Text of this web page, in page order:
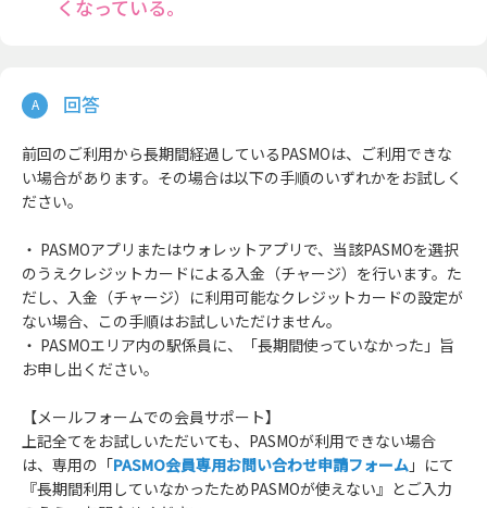
くなっている。
前回のご利用から長期間経過しているPASMOは、ご利用できな
い場合があります。その場合は以下の手順のいずれかをお試しく
ださい。
・ PASMOアプリまたはウォレットアプリで、当該PASMOを選択
のうえクレジットカードによる入金（チャージ）を行います。た
だし、入金（チャージ）に利用可能なクレジットカードの設定が
ない場合、この手順はお試しいただけません。
・ PASMOエリア内の駅係員に、「長期間使っていなかった」旨
お申し出ください。
【メールフォームでの会員サポート】
上記全てをお試しいただいても、PASMOが利用できない場合
は、専用の「PASMO会員専用お問い合わせ申請フォーム 」にて
『長期間利用していなかったためPASMOが使えない』とご入力